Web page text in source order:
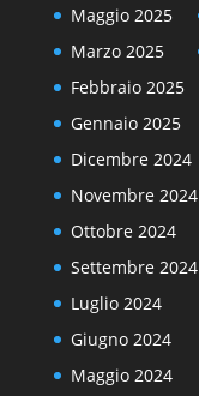
Maggio 2025
Marzo 2025
Febbraio 2025
Gennaio 2025
Dicembre 2024
Novembre 2024
Ottobre 2024
Settembre 2024
Luglio 2024
Giugno 2024
Maggio 2024